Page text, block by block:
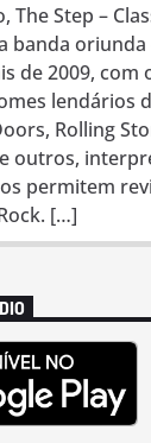
The Step –
banda
de 2009, com
lendários
Rolling
outros,
permitem
[…]